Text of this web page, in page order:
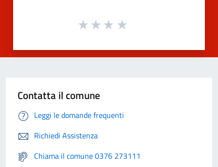
Contatta il comune
Leggi le domande frequenti
Richiedi Assistenza
Chiama il comune 0376 273111